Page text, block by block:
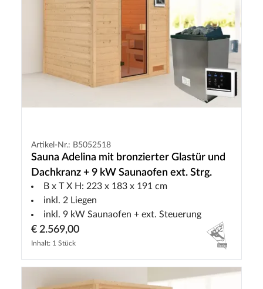
Artikel-Nr.: B5052518
Sauna Adelina mit bronzierter Glastür und
Dachkranz + 9 kW Saunaofen ext. Strg.
B x T X H: 223 x 183 x 191 cm
inkl. 2 Liegen
inkl. 9 kW Saunaofen + ext. Steuerung
€ 2.569,00
Inhalt: 1 Stück